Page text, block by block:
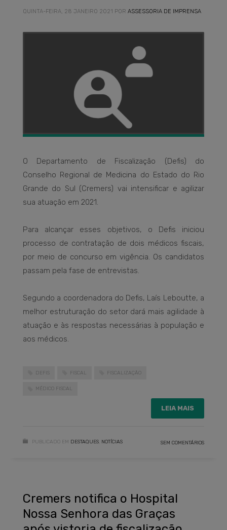
QUINTA-FEIRA, 28 JANEIRO 2021 POR ASSESSORIA DE IMPRENSA
O Departamento de Fiscalização (Defis) do
Conselho Regional de Medicina do Estado do Rio
Grande do Sul (Cremers) vai intensificar e agilizar
sua atuação em 2021.
Para alcançar esses objetivos, o Defis iniciou
processo de contratação de dois médicos fiscais,
por meio de concurso em vigência. Os candidatos
passam pela fase de entrevistas.
Segundo a coordenadora do Defis, Laís Leboutte, a
melhor estruturação do setor dará mais agilidade à
atuação e às respostas necessárias à população e
aos médicos.
DEFIS FISCAL FISCALIZAÇÃO
MÉDICO FISCAL
LEIA MAIS
PUBLICADO EM DESTAQUES NOTÍCIAS SEM COMENTÁRIOS
Cremers notifica o Hospital
Nossa Senhora das Graças